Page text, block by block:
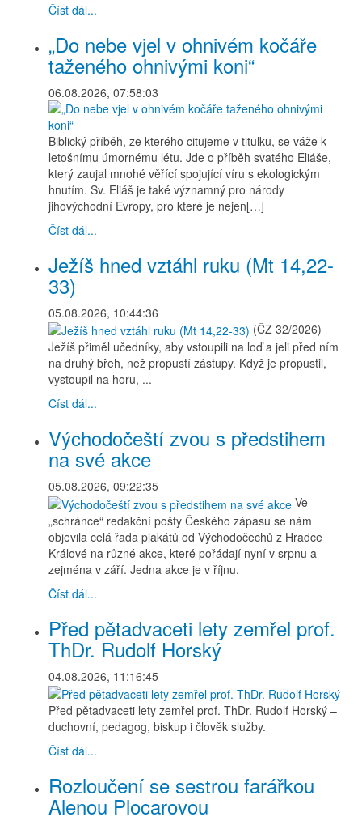
Číst dál...
„Do nebe vjel v ohnivém kočáře
taženého ohnivými koni“
06.08.2026, 07:58:03
Biblický příběh, ze kterého citujeme v titulku, se váže k
letošnímu úmornému létu. Jde o příběh svatého Eliáše,
který zaujal mnohé věřící spojující víru s ekologickým
hnutím. Sv. Eliáš je také významný pro národy
jihovýchodní Evropy, pro které je nejen[…]
Číst dál...
Ježíš hned vztáhl ruku (Mt 14,22-
33)
05.08.2026, 10:44:36
(ČZ 32/2026)
Ježíš přiměl učedníky, aby vstoupili na loď a jeli před ním
na druhý břeh, než propustí zástupy. Když je propustil,
vystoupil na horu, ...
Číst dál...
Východočeští zvou s předstihem
na své akce
05.08.2026, 09:22:35
Ve
„schránce“ redakční pošty Českého zápasu se nám
objevila celá řada plakátů od Východočechů z Hradce
Králové na různé akce, které pořádají nyní v srpnu a
zejména v září. Jedna akce je v říjnu.
Číst dál...
Před pětadvaceti lety zemřel prof.
ThDr. Rudolf Horský
04.08.2026, 11:16:45
Před pětadvaceti lety zemřel prof. ThDr. Rudolf Horský –
duchovní, pedagog, biskup i člověk služby.
Číst dál...
Rozloučení se sestrou farářkou
Alenou Plocarovou